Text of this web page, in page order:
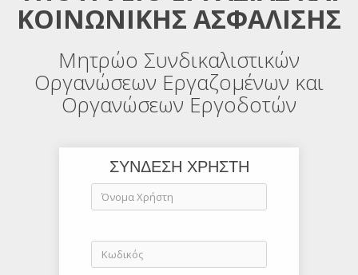
ΚΟΙΝΩΝΙΚΗΣ ΑΣΦΑΛΙΣΗΣ
Μητρώο Συνδικαλιστικών
Οργανώσεων Εργαζομένων και
Οργανώσεων Εργοδοτών
ΣΥΝΔΕΣΗ ΧΡΗΣΤΗ